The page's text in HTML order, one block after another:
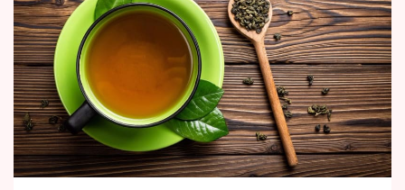
Vztahy
Seriály
Horoskopy
Sledujte prima+